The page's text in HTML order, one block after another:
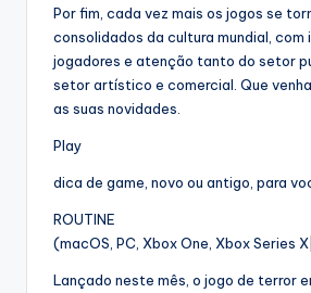
Por fim, cada vez mais os jogos se
consolidados da cultura mundial, com
jogadores e atenção tanto do setor
setor artístico e comercial. Que
as suas novidades.
Play
dica de game, novo ou antigo, para
ROUTINE
(macOS, PC, Xbox One, Xbox Series
Lançado neste mês, o jogo de terror